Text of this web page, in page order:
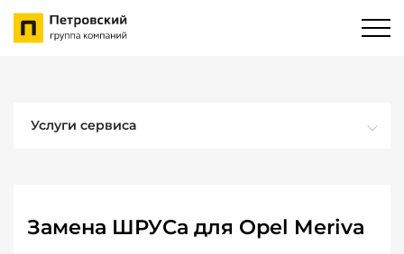
Услуги сервиса
Замена ШРУСа для Opel Meriva